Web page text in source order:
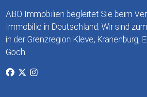
ABO Immobilien begleitet Sie beim
Immobilie in Deutschland. Wir sind
in der Grenzregion Kleve, Kranenburg,
Goch.